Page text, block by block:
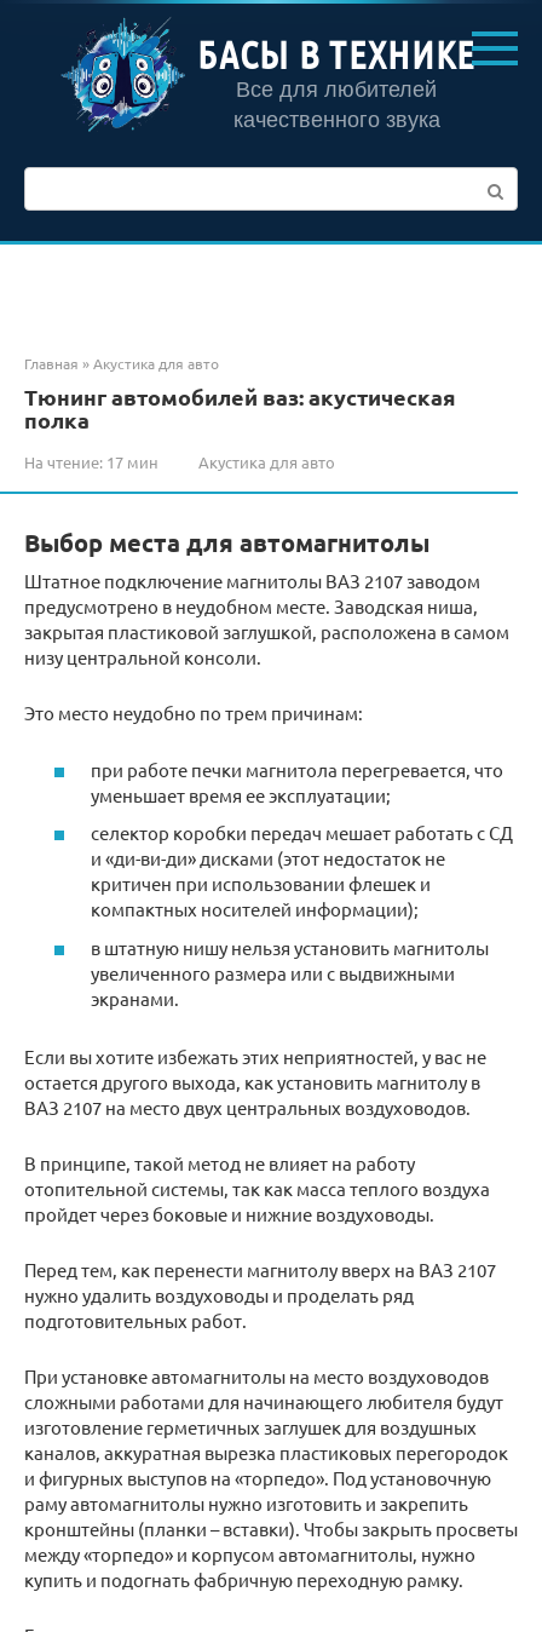
контенту
БАСЫ В ТЕХНИКЕ
Все для любителей
качественного звука
Главная »Акустика для авто
Тюнинг автомобилей ваз: акустическая
полка
На чтение: 17 мин Акустика для авто
Выбор места для автомагнитолы
Штатное подключение магнитолы ВАЗ 2107 заводом
предусмотрено в неудобном месте. Заводская ниша,
закрытая пластиковой заглушкой, расположена в самом
низу центральной консоли.
Это место неудобно по трем причинам:
при работе печки магнитола перегревается, что
уменьшает время ее эксплуатации;
селектор коробки передач мешает работать с СД
и «ди-ви-ди» дисками (этот недостаток не
критичен при использовании флешек и
компактных носителей информации);
в штатную нишу нельзя установить магнитолы
увеличенного размера или с выдвижными
экранами.
Если вы хотите избежать этих неприятностей, у вас не
остается другого выхода, как установить магнитолу в
ВАЗ 2107 на место двух центральных воздуховодов.
В принципе, такой метод не влияет на работу
отопительной системы, так как масса теплого воздуха
пройдет через боковые и нижние воздуховоды.
Перед тем, как перенести магнитолу вверх на ВАЗ 2107
нужно удалить воздуховоды и проделать ряд
подготовительных работ.
При установке автомагнитолы на место воздуховодов
сложными работами для начинающего любителя будут
изготовление герметичных заглушек для воздушных
каналов, аккуратная вырезка пластиковых перегородок
и фигурных выступов на «торпедо». Под установочную
раму автомагнитолы нужно изготовить и закрепить
кронштейны (планки – вставки). Чтобы закрыть просветы
между «торпедо» и корпусом автомагнитолы, нужно
купить и подогнать фабричную переходную рамку.